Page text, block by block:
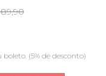
(5% de desconto)